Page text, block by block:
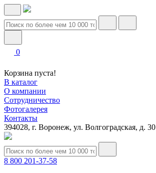
0
Корзина пуста!
В каталог
О компании
Сотрудничество
Фотогалерея
Контакты
394028, г. Воронеж, ул. Волгоградская, д. 30
8 800 201-37-58